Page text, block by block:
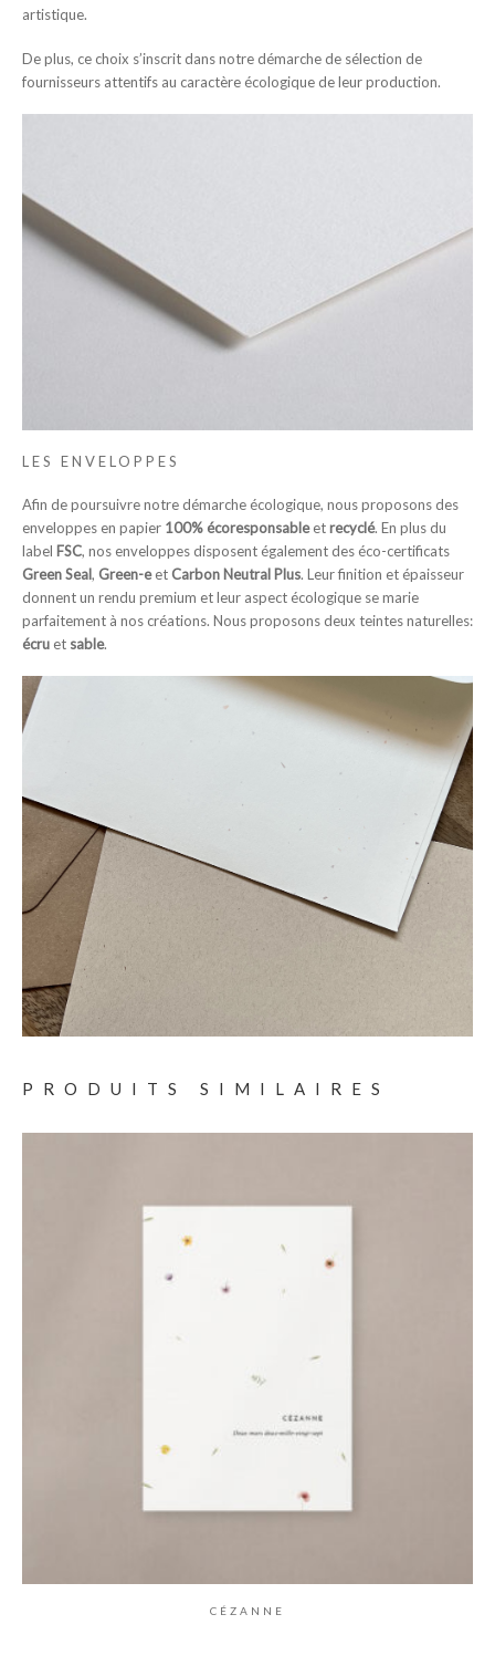
artistique.
De plus, ce choix s’inscrit dans notre démarche de sélection de
fournisseurs attentifs au caractère écologique de leur production.
LES ENVELOPPES
Afin de poursuivre notre démarche écologique, nous proposons des
enveloppes en papier 100% écoresponsableetrecyclé. En plus du
label FSC, nos enveloppes disposent également des éco-certificats
Green Seal, Green-eetCarbon Neutral Plus. Leur finition et épaisseur
donnent un rendu premium et leur aspect écologique se marie
parfaitement à nos créations. Nous proposons deux teintes naturelles:
écru et sable.
PRODUITS SIMILAIRES
CÉZANNE